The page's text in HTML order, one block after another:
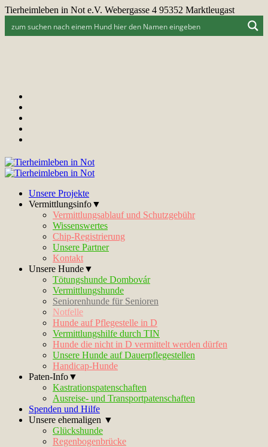
Tierheimleben in Not e.V. Webergasse 4 95352 Marktleugast
Unsere Projekte
Vermittlungsinfo▼
Vermittlungsablauf und Schutzgebühr
Wissenswertes
Chip-Registrierung
Unsere Partner
Kontakt
Unsere Hunde▼
Tötungshunde Dombovár
Vermittlungshunde
Seniorenhunde für Senioren
Notfelle
Hunde auf Pflegestelle in D
Vermittlungshilfe durch TIN
Hunde die nicht in D vermittelt werden dürfen
Unsere Hunde auf Dauerpflegestellen
Handicap-Hunde
Paten-Info▼
Kastrationspatenschaften
Ausreise- und Transportpatenschaften
Spenden und Hilfe
Unsere ehemaligen ▼
Glückshunde
Regenbogenbrücke